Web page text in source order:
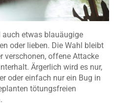
auch etwas blauäugige
oder lieben. Die Wahl bleibt
verschonen, offene Attacke
Ärgerlich wird es nur,
oder einfach nur ein Bug in
tötungsfreien